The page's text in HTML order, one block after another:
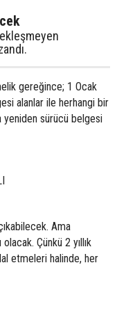
gereğince; 1 Ocak
alanlar ile herhangi bir
sürücü belgesi
Ama
Çünkü 2 yıllık
etmeleri halinde, her